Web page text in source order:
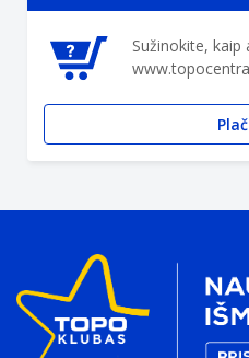
Sužinokite, kaip